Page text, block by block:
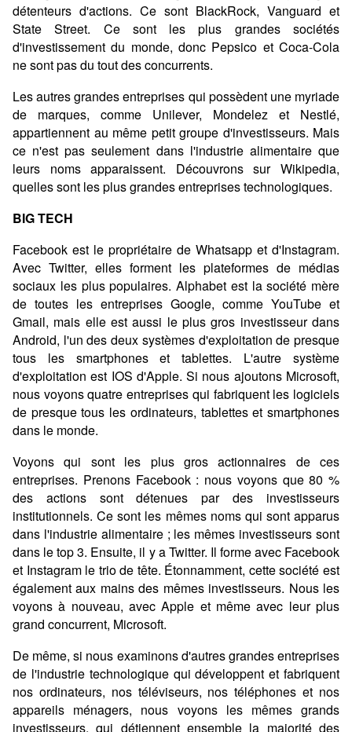
détenteurs d'actions. Ce sont BlackRock, Vanguard et
State Street. Ce sont les plus grandes sociétés
d'investissement du monde, donc Pepsico et Coca-Cola
ne sont pas du tout des concurrents.
Les autres grandes entreprises qui possèdent une myriade
de marques, comme Unilever, Mondelez et Nestlé,
appartiennent au même petit groupe d'investisseurs. Mais
ce n'est pas seulement dans l'industrie alimentaire que
leurs noms apparaissent. Découvrons sur Wikipedia,
quelles sont les plus grandes entreprises technologiques.
BIG TECH
Facebook est le propriétaire de Whatsapp et d'Instagram.
Avec Twitter, elles forment les plateformes de médias
sociaux les plus populaires. Alphabet est la société mère
de toutes les entreprises Google, comme YouTube et
Gmail, mais elle est aussi le plus gros investisseur dans
Android, l'un des deux systèmes d'exploitation de presque
tous les smartphones et tablettes. L'autre système
d'exploitation est IOS d'Apple. Si nous ajoutons Microsoft,
nous voyons quatre entreprises qui fabriquent les logiciels
de presque tous les ordinateurs, tablettes et smartphones
dans le monde.
Voyons qui sont les plus gros actionnaires de ces
entreprises. Prenons Facebook : nous voyons que 80 %
des actions sont détenues par des investisseurs
institutionnels. Ce sont les mêmes noms qui sont apparus
dans l'industrie alimentaire ; les mêmes investisseurs sont
dans le top 3. Ensuite, il y a Twitter. Il forme avec Facebook
et Instagram le trio de tête. Étonnamment, cette société est
également aux mains des mêmes investisseurs. Nous les
voyons à nouveau, avec Apple et même avec leur plus
grand concurrent, Microsoft.
De même, si nous examinons d'autres grandes entreprises
de l'industrie technologique qui développent et fabriquent
nos ordinateurs, nos téléviseurs, nos téléphones et nos
appareils ménagers, nous voyons les mêmes grands
investisseurs, qui détiennent ensemble la majorité des